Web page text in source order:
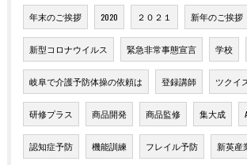
年末のご挨拶 2020 ２０２１ 新年のご挨拶
新型コロナウイルス 緊急非常事態宣言 学校
岐阜で介護予防体操の依頼は 登録講師 ツクイ
研修プラス 商品開発 商品監修 集大成
認知症予防 機能訓練 フレイル予防 新英産